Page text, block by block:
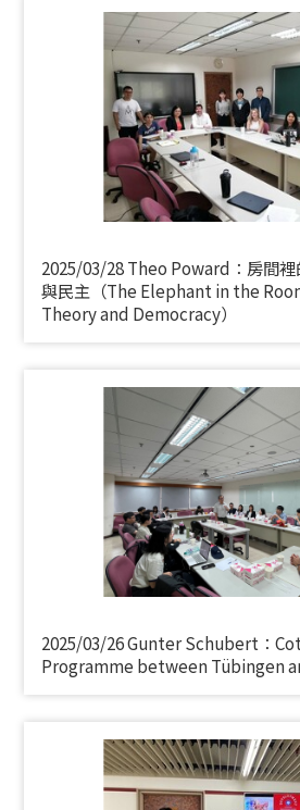
2025/03/28 Theo Poward：房間
與民主（The Elephant in the
Theory and Democracy）
2025/03/26 Gunter Schubert：
Programme between Tübingen